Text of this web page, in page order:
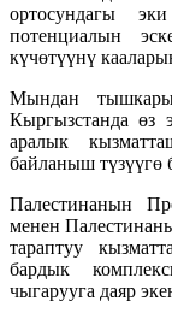
ортосундагы
потенциалын
күчөтүүнү
Мындан
Кыргызстанда өз
аралык
байланыш түзүүгө
Палестинанын
менен
тараптуу
бардык
чыгарууга даяр